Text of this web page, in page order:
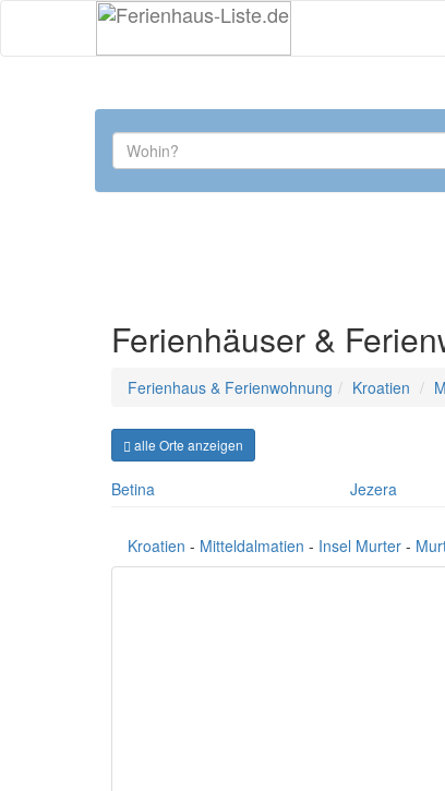
Ferienhäuser &
Ferienhaus & Ferienwohnung Kroatien
alle Orte anzeigen
Betina Jezera
Kroatien - Mitteldalmatien - Insel Murter -